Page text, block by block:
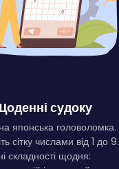
судоку
японська головоломка.
сітку числами від 1 до 9.
складності щодня: